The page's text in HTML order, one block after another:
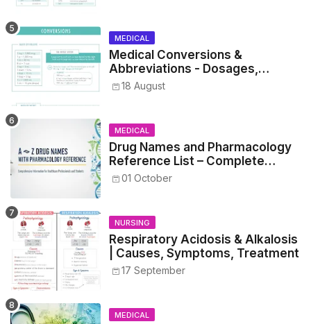
MEDICAL
Medical Conversions &
Abbreviations - Dosages,
Metrics, and Prescriptions
18 August
MEDICAL
Drug Names and Pharmacology
Reference List – Complete
Guide for Medical and Nursing
01 October
NURSING
Respiratory Acidosis & Alkalosis
| Causes, Symptoms, Treatment
17 September
MEDICAL